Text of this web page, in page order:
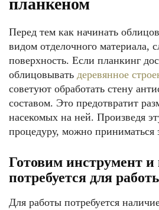
планкеном
Перед тем как начинать
видом отделочного материала,
поверхность. Если планкинг
облицовывать деревянное
советуют обработать стену
составом. Это предотвратит
насекомых на ней. Произведя
процедуру, можно приниматься
Готовим инструмент и
потребуется для
Для работы потребуется